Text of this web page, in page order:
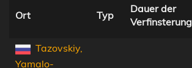
Ort Typ
Dauer der
Verfinsterung
Tazovskiy,
Yamalo-